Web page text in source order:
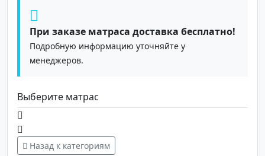
При заказе матраса доставка бесплатно!
Подробную информацию уточняйте у
менеджеров.
Выберите матрас
Назад к категориям